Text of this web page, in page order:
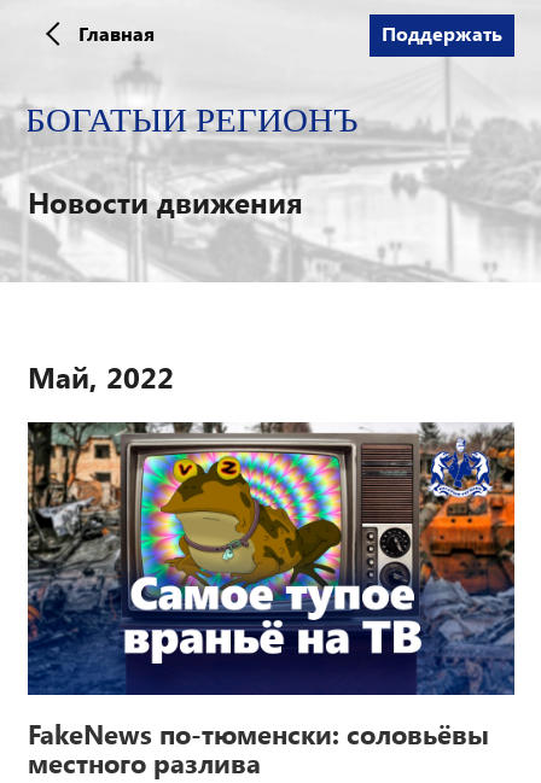
Главная Поддержать
Новости движения
Май, 2022
FakeNews по-тюменски: соловьёвы
местного разлива